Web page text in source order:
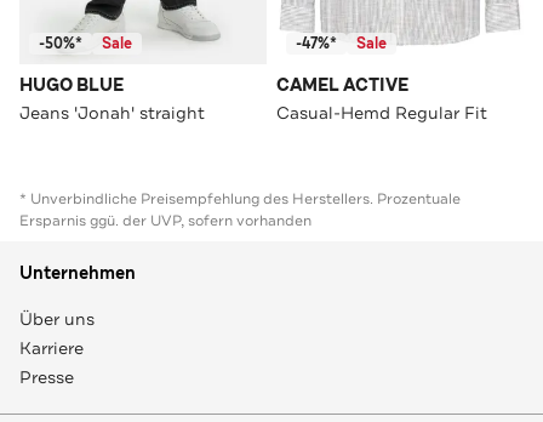
-50%* Sale
HUGO BLUE
Jeans 'Jonah' straight
-47%* Sale
CAMEL ACTIVE
Casual-Hemd Regular Fit
* Unverbindliche Preisempfehlung des Herstellers. Prozentuale
Ersparnis ggü. der UVP, sofern vorhanden
Unternehmen
Über uns
Karriere
Presse